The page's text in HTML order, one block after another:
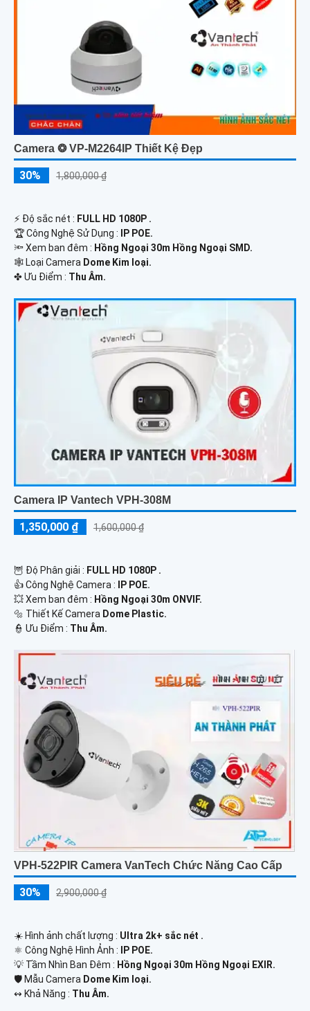
Camera ❂ VP-M2264IP Thiết Kệ Đẹp
30% 1,800,000 ₫
️⚡ Độ sắc nét : FULL HD 1080P .
🏆 Công Nghệ Sử Dụng :
IP POE.
🔦 Xem ban đêm : Hồng Ngoại 30m Hồng Ngoại SMD.
🕸️ Loại Camera Dome Kim loại.
️✤ Ưu Điểm : Thu Âm.
Camera IP Vantech VPH-308M
1,350,000 ₫ 1,600,000 ₫
🦉 Độ Phân giải : FULL HD 1080P .
👍 Công Nghệ Camera : IP POE.
💥 Xem ban đêm : Hồng Ngoại 30m ONVIF.
🔩 Thiết Kế Camera Dome Plastic.
️👮 Ưu Điểm : Thu Âm.
VPH-522PIR Camera VanTech Chức Năng Cao Cấp
30% 2,900,000 ₫
☀️ Hình ảnh chất lượng : Ultra 2k+ sắc nét .
⚛️ Công Nghệ Hình Ảnh :
IP POE.
💡 Tầm Nhìn Ban Đêm : Hồng Ngoại 30m Hồng Ngoại EXIR.
🛡 Mẫu Camera Dome Kim loại.
️↭ Khả Năng : Thu Âm.